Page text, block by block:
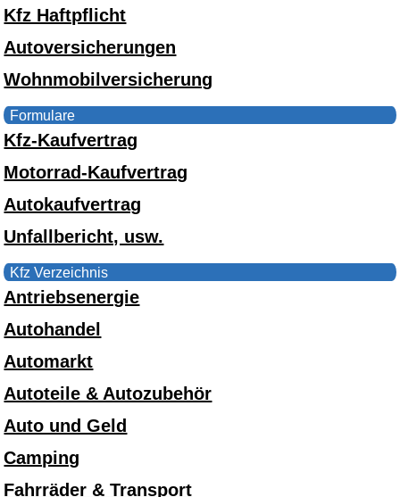
Kfz Haftpflicht
Autoversicherungen
Wohnmobilversicherung
Formulare
Kfz-Kaufvertrag
Motorrad-Kaufvertrag
Autokaufvertrag
Unfallbericht, usw.
Kfz Verzeichnis
Antriebsenergie
Autohandel
Automarkt
Autoteile & Autozubehör
Auto und Geld
Camping
Fahrräder & Transport